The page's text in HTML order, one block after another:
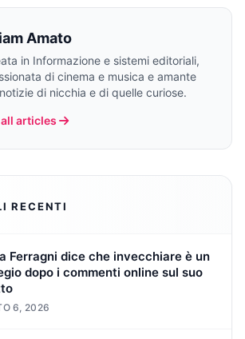
Amato
in Informazione e sistemi editoriali,
di cinema e musica e amante
di nicchia e di quelle curiose.
articles
RECENTI
Ferragni dice che invecchiare è un
dopo i commenti online sul suo
6, 2026